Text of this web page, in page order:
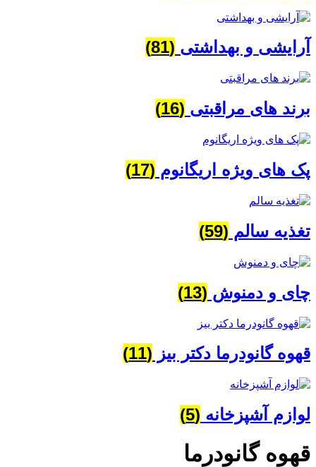
آرایشی و بهداشتی (81)
برند های مراقبتی (16)
پک های ویژه اریگانوم (17)
تغذیه سالم (59)
چای و دمنوش (13)
قهوه گانودرما دکتر بیز (11)
لوازم آشپزخانه (5)
قهوه گانودرما